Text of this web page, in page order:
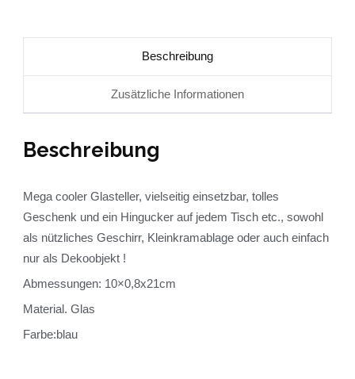
Beschreibung
Zusätzliche Informationen
Beschreibung
Mega cooler Glasteller, vielseitig einsetzbar, tolles
Geschenk und ein Hingucker auf jedem Tisch etc., sowohl
als nützliches Geschirr, Kleinkramablage oder auch einfach
nur als Dekoobjekt !
Abmessungen: 10×0,8x21cm
Material. Glas
Farbe:blau